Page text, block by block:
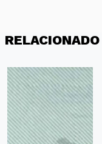
RELACIONADO